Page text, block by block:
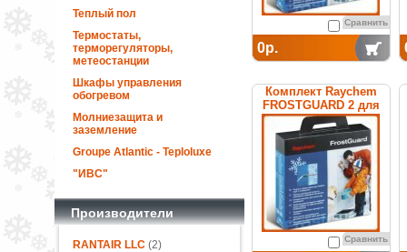
Теплый пол
Термостаты,
терморегуляторы,
метеостанции
Шкафы управления
обогревом
Молниезащита и
заземление
Groupe Atlantic - Teploluxe
"ИВС"
Производители
RANTAIR LLC(2)
Сравнить
0р.
Комплект Raychem
FROSTGUARD 2 для
обогрева труб
Сравнить